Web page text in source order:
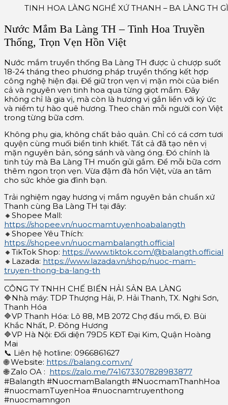
TINH HOA LÀNG NGHỀ XỨ THANH – BA LÀNG TH
Nước Mắm Ba Làng TH – Tinh Hoa Truyền
Thống, Trọn Vẹn Hồn Việt
Nước mắm truyền thống Ba Làng TH được ủ chượp suốt
18-24 tháng theo phương pháp truyền thống kết hợp
công nghệ hiện đại. Để giữ trọn vẹn vị mặn mòi của biển
cả và nguyên vẹn tinh hoa qua từng giọt mắm. Đây
không chỉ là gia vị, mà còn là hương vị gắn liền với ký ức
và niềm tự hào quê hương. Theo chân mỗi người con Việt
trong từng bữa cơm.
Không phụ gia, không chất bảo quản. Chỉ có cá cơm tươi
quyện cùng muối biển tinh khiết. Tất cả đã tạo nên vị
mặn nguyên bản, sóng sánh và vàng óng. Đó chính là
tinh túy mà Ba Làng TH muốn gửi gắm. Để mỗi bữa cơm
thêm ngon trọn vẹn. Vừa đậm đà hồn Việt, vừa an tâm
cho sức khỏe gia đình bạn.
Trải nghiệm ngay hương vị mắm nguyên bản chuẩn xứ
Thanh cùng Ba Làng TH tại đây:
🔸Shopee Mall:
https://shopee.vn/nuocmamtuyenhoabalangth
🔸Shopee Yêu Thích:
https://shopee.vn/nuocmambalangth.official
🔸TikTok Shop: https://www.tiktok.com/@balangth.official
🔸Lazada: https://www.lazada.vn/shop/nuoc-mam-
truyen-thong-ba-lang-th
————–
CÔNG TY TNHH CHẾ BIẾN HẢI SẢN BA LÀNG
🔷Nhà máy: TDP Thượng Hải, P. Hải Thanh, TX. Nghi Sơn,
Thanh Hóa
🔷VP Thanh Hóa: Lô 88, MB 2072 Chợ đầu mối, Đ. Bùi
Khắc Nhất, P. Đông Hương
🔷VP Hà Nội: Đối diện 79D5 KĐT Đại Kim, Quận Hoàng
Mai
📞 Liên hệ hotline: 0966861627
🌐 Website: https://balang.com.vn/
🌐 Zalo OA : https://zalo.me/741673307828983877
#Balangth #NuocmamBalangth #NuocmamThanhHoa
#nuocmamTuyenHoa #nuocnamtruyenthong
#nuocmamngon